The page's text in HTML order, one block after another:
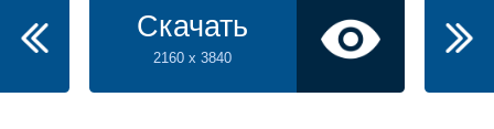
Скачать
2160 x 3840